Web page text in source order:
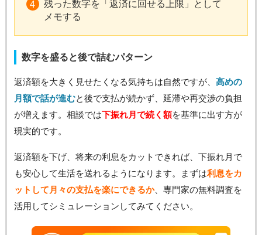
残った数字を「返済に回せる上限」として
メモする
数字を盛ると後で詰むパターン
返済額を大きく見せたくなる気持ちは自然ですが、 高めの
月額で話が進むと後で支払が続かず、延滞や再交渉の負担
が増えます。相談では下振れ月で続く額を基準に出す方が
現実的です。
返済額を下げ、将来の利息をカットできれば、下振れ月で
も安心して生活を送れるようになります。まずは利息をカ
ットして月々の支払を楽にできるか、専門家の無料調査を
活用してシミュレーションしてみてください。